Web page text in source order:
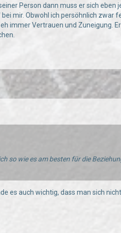
Person dann muss er sich eben
mir. Obwohl ich persöhnlich
immer Vertrauen und Zuneigung.
so wie es am besten für die
es auch wichtig, dass man sich